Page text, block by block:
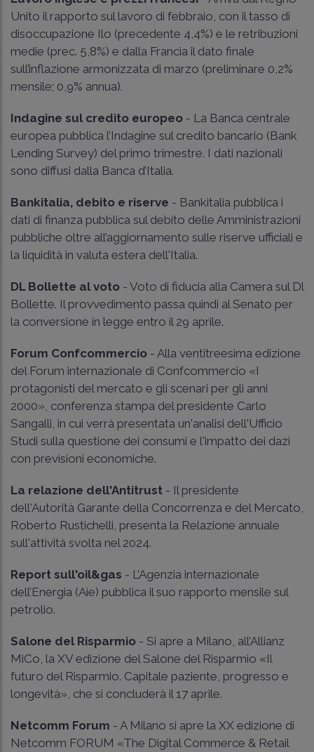
Unito il rapporto sul lavoro di febbraio, con il tasso di
disoccupazione Ilo (precedente 4,4%) e le retribuzioni
medie (prec. 5,8%) e dalla Francia il dato finale
sull’inflazione armonizzata di marzo (preliminare 0,2%
mensile; 0,9% annua).
Indagine sul credito europeo - La Banca centrale
europea pubblica l’Indagine sul credito bancario (Bank
Lending Survey) del primo trimestre. I dati nazionali
sono diffusi dalla Banca d’Italia.
Bankitalia, debito e riserve - Bankitalia pubblica i
dati di finanza pubblica sul debito delle Amministrazioni
pubbliche oltre all’aggiornamento sulle riserve ufficiali e
la liquidità in valuta estera dell'Italia.
DL Bollette al voto - Voto di fiducia alla Camera sul Dl
Bollette. Il provvedimento passa quindi al Senato per
la conversione in legge entro il 29 aprile.
Forum Confcommercio - Alla ventitreesima edizione
del Forum internazionale di Confcommercio «I
protagonisti del mercato e gli scenari per gli anni
2000», conferenza stampa del presidente Carlo
Sangalli, in cui verrà presentata un'analisi dell'Ufficio
Studi sulla questione dei consumi e l'impatto dei dazi
con previsioni economiche.
La relazione dell'Antitrust - Il presidente
dell'Autorità Garante della Concorrenza e del Mercato,
Roberto Rustichelli, presenta la Relazione annuale
sull'attività svolta nel 2024.
Report sull'oil&gas - L’Agenzia internazionale
dell’Energia (Aie) pubblica il suo rapporto mensile sul
petrolio.
Salone del Risparmio - Si apre a Milano, all’Allianz
MiCo, la XV edizione del Salone del Risparmio «Il
futuro del Risparmio. Capitale paziente, progresso e
longevità», che si concluderà il 17 aprile.
Netcomm Forum - A Milano si apre la XX edizione di
Netcomm FORUM «The Digital Commerce & Retail